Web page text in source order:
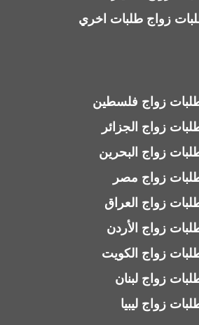
زواج طلبات اخري
زواج فلسطين
زواج الجزائر
زواج البحرين
زواج مصر
زواج العراق
زواج الأردن
زواج الكويت
زواج لبنان
زواج ليبيا